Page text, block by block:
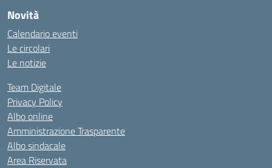
Novità
Calendario eventi
Le circolari
Le notizie
Team Digitale
Privacy Policy
Albo online
Amministrazione Trasparente
Albo sindacale
Area Riservata